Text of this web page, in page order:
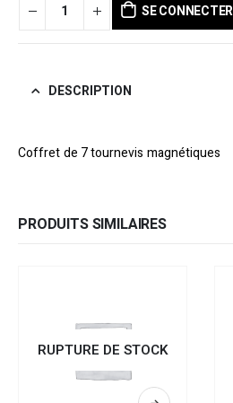
SE
DESCRIPTION
Coffret de 7 tournevis magnétiques
PRODUITS SIMILAIRES
RUPTURE DE STOCK